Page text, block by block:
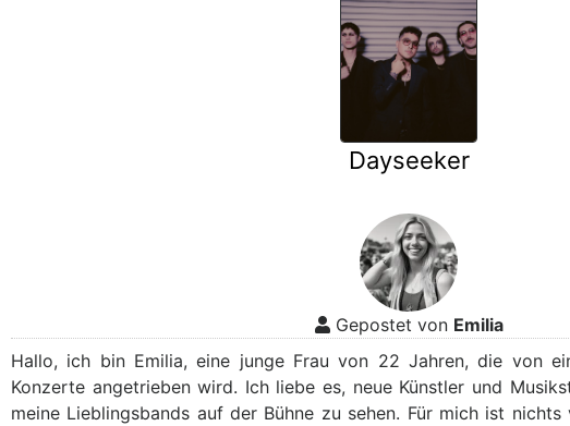
Dayseeker
Gepostet von Emilia
Hallo, ich bin Emilia, eine junge Frau von 22 Jahren, die von
Konzerte angetrieben wird. Ich liebe es, neue Künstler und
meine Lieblingsbands auf der Bühne zu sehen. Für mich ist